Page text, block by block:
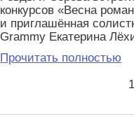
конкурсов «Весна
и приглашённая
Grammy Екатерина
Прочитать полностью